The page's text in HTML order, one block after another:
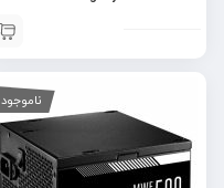
ناموجود